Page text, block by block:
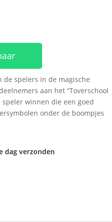
de spelers in de magische
aan het “Toverschool
winnen die een goed
onder de boompjes
dag verzonden